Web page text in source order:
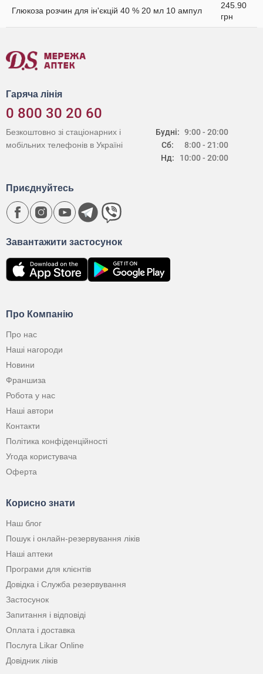
Глюкоза розчин для ін'єкцій 40 % 20 мл 10 ампул
245.90
грн
Гаряча лінія
0 800 30 20 60
Будні:
Сб:
Нд:
9:00 - 20:00
8:00 - 21:00
10:00 - 20:00
Безкоштовно зі стаціонарних і
мобільних телефонів в Україні
Про Компанію
Про нас
Наші нагороди
Новини
Франшиза
Робота у нас
Наші автори
Контакти
Політика конфіденційності
Угода користувача
Оферта
Корисно знати
Наш блог
Пошук і онлайн-резервування ліків
Наші аптеки
Програми для клієнтів
Довідка і Служба резервування
Застосунок
Запитання і відповіді
Оплата і доставка
Послуга Likar Online
Довідник ліків
Завантажити застосунок
Приєднуйтесь